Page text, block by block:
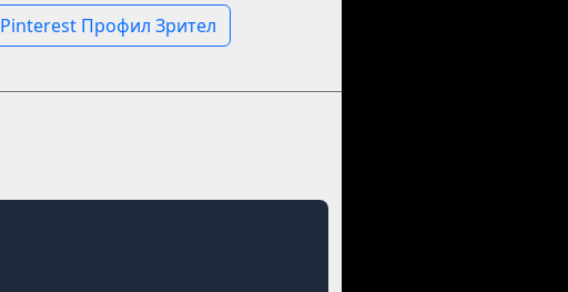
Pinterest Профил Зрител